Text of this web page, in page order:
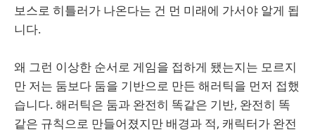
보스로 히틀러가 나온다는 건 먼 미래에 가서야 알게 됩
니다.
왜 그런 이상한 순서로 게임을 접하게 됐는지는 모르지
만 저는 둠보다 둠을 기반으로 만든 해러틱을 먼저 접했
습니다. 해러틱은 둠과 완전히 똑같은 기반, 완전히 똑
같은 규칙으로 만들어졌지만 배경과 적, 캐릭터가 완전